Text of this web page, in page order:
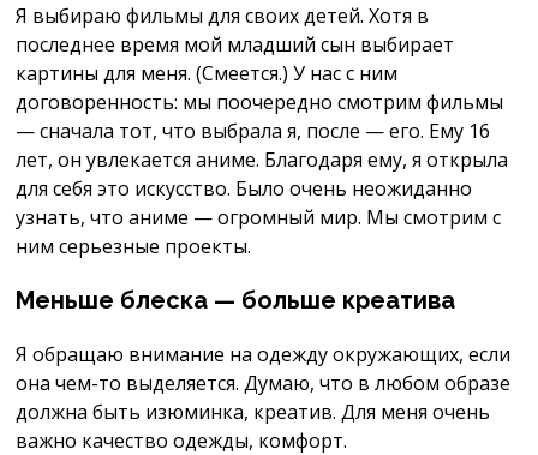
Я выбираю фильмы для своих детей. Хотя в
последнее время мой младший сын выбирает
картины для меня. (Смеется.) У нас с ним
договоренность: мы поочередно смотрим фильмы
— сначала тот, что выбрала я, после — его. Ему 16
лет, он увлекается аниме. Благодаря ему, я открыла
для себя это искусство. Было очень неожиданно
узнать, что аниме — огромный мир. Мы смотрим с
ним серьезные проекты.
Меньше блеска — больше креатива
Я обращаю внимание на одежду окружающих, если
она чем-то выделяется. Думаю, что в любом образе
должна быть изюминка, креатив. Для меня очень
важно качество одежды, комфорт.